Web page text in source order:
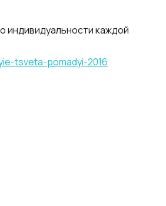
индивидуальности каждой